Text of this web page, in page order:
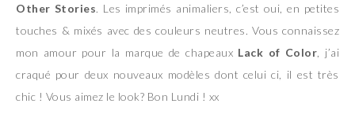
Other Stories. Les imprimés animaliers, c’est oui, en petites
touches & mixés avec des couleurs neutres. Vous connaissez
mon amour pour la marque de chapeaux Lack of Color , j’ai
craqué pour deux nouveaux modèles dont celui ci, il est très
chic ! Vous aimez le look? Bon Lundi ! xx